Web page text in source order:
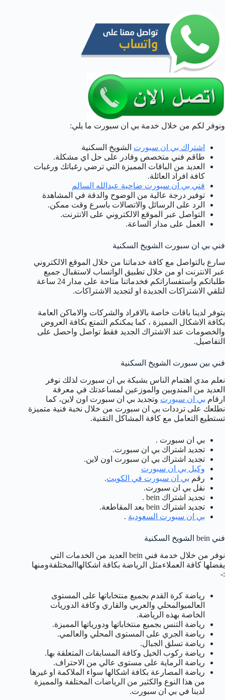
ونوفر لكم من خلال خدمة بي ان سبورت ما يلي:
اشتراك بي ان سبورت الشويخ السكنية
طاقم فني متخصص وقادر على حل اي مشكلة.
العديد من الباقات المميزة التي ترضي رغباتك ورغبات
كافة افراد العائلة.
فني بي ان سبورت ضاحية عبدالله السالم
توفير درجة عالية من الوضوح والدقة في المشاهدة
الرد على الرسائل والاتصالات باسرع وقت ممكن.
التواصل عبر الموقع الالكتروني على الانترنت.
العمل على مدار الساعة.
فني بي ان سبورت الشويخ السكنية
سارع بالتواصل مع كافة خدماتنا من خلال الموقع الالكتروني
عبر الانترنت او من خلال تطبيق الواتساب لاستقبال جميع
طلباتكم واستفساراتكم فخدماتنا متاحة على مدار 24 ساعة
لتلقي الاشتراكات الجديدة او لتجديد الاشتراكات.
يتوفر لدينا باقات خاصة بالافراد والشركات والاماكن العامة
بكافة الاشكال المميزة ، كما يمكنكم التمتع بكافة العروض
والخصومات عند الاشتراك الجديد فقط تواصل واحصل على
التفاصيل.
فني بين سبورت الشويخ السكنية
نعلم مدي اهتمام الناس بشبكة بي ان سبورت لذلك نوفر
العديد من المندوبين والموزعين لمساعدتك في معرفة
ارقام بي ان سبورت وتجديد بي ان سبورت اون لاين، كما
نطلعك على ترددات بي ان سبورت من خلال نخبة فنية متميزة
تستطيع التعامل مع كافة المشاكل التقنية.
بي ان سبورت .
تجديد اشتراك بي ان سبورت.
تجديد اشتراك بي ان سبورت اون لاين.
وكيل بي ان سبورت
رقم بي ان سبورت في الكويت.
نقل بي ان سبورت.
تجديد اشتراك bein .
تجديد اشتراك bein بعد المقاطعة.
بي ان سبورت السعودية .
فني bein الشويخ السكنية
نوفر من خلال خدمة فني bein العديد من الخدمات التي
يفضلها كافة العملاءمثل الرياضة بكافة اشكالهاالمختلفةومنها
:-
رياضة كرة القدم بجميع منتخاباتها على المستوى
العالميوالمحلي والعربي والقاري وكافة الدوريات
الخاصة بهذه الرياضة.
رياضة التنس بجميع منتخاباتها ودورياتها المميزة.
رياضة الجري على المستوى المحلي والعالمي.
رياضة تسلق الجبال.
رياضة ركوب الخيل وكافة المسابقات المتعلقة بها.
رياضة الرماية على مستوى عالي من الاحتراف.
رياضة المصارعة بكافة اشكالها سواء الملاكمة او غيرها
من هذا النوع والكثير من الرياضات المختلفة والمميزة
لدينا في بي ان سبورت.